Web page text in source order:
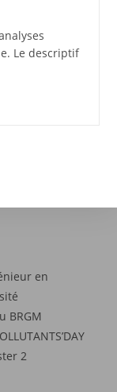
Le descriptif
en
BRGM
2